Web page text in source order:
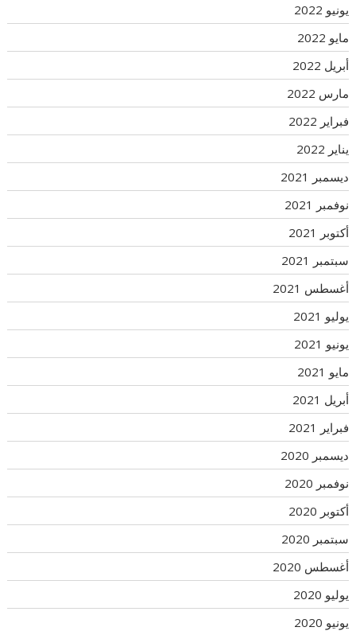
يونيو 2022
مايو 2022
أبريل 2022
مارس 2022
فبراير 2022
يناير 2022
ديسمبر 2021
نوفمبر 2021
أكتوبر 2021
سبتمبر 2021
أغسطس 2021
يوليو 2021
يونيو 2021
مايو 2021
أبريل 2021
فبراير 2021
ديسمبر 2020
نوفمبر 2020
أكتوبر 2020
سبتمبر 2020
أغسطس 2020
يوليو 2020
يونيو 2020